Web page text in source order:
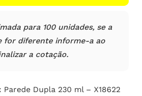
para 100 unidades, se a
for diferente informe-a ao
a cotação.
Parede Dupla 230 ml – X18622